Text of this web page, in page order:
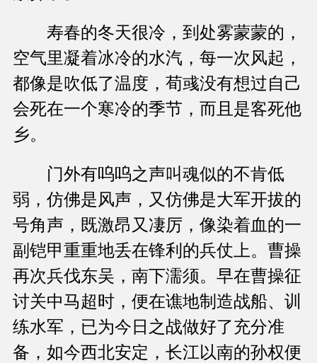
寿春的冬天很冷，到处雾蒙蒙的，
空气里凝着冰冷的水汽，每一次风起，
都像是吹低了温度，荀彧没有想过自己
会死在一个寒冷的季节，而且是客死他
乡。
门外有呜呜之声叫魂似的不肯低
弱，仿佛是风声，又仿佛是大军开拔的
号角声，既激昂又凄厉，像染着血的一
副铠甲重重地丢在锋利的兵仗上。曹操
再次兵伐东吴，南下濡须。早在曹操征
讨关中马超时，便在谯地制造战船、训
练水军，已为今日之战做好了充分准
备，如今西北安定，长江以南的孙权便